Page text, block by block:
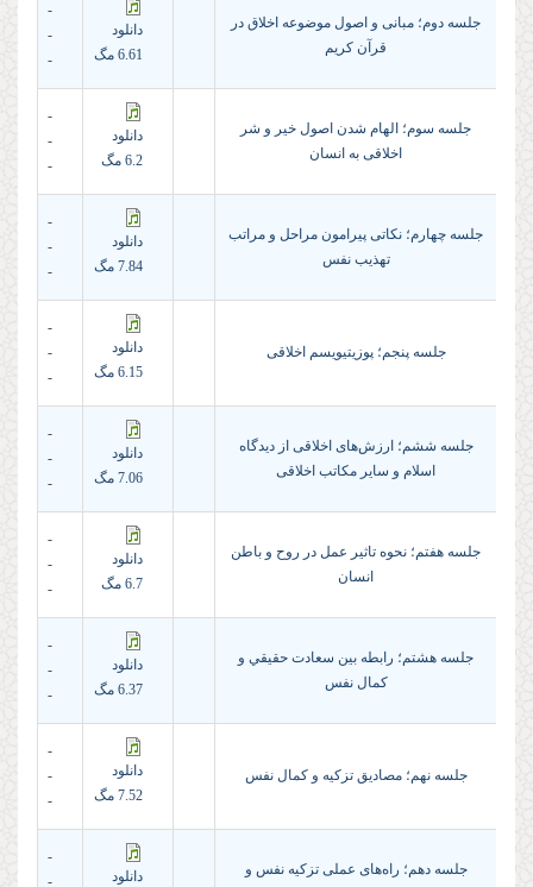
جلسه دوم؛‌ مبانی و اصول موضوعه اخلاق در
قرآن کریم
دانلود
6.61 مگ
-
-
-
جلسه سوم؛ الهام شدن اصول خیر و شر
اخلاقی به انسان
دانلود
6.2 مگ
-
-
-
جلسه چهارم؛ نکاتی پیرامون مراحل و مراتب
تهذیب نفس
دانلود
7.84 مگ
-
-
-
جلسه پنجم؛ پوزیتیویسم اخلاقى
دانلود
6.15 مگ
-
-
-
جلسه ششم؛ ارزش‌های اخلاقی از دیدگاه
اسلام و سایر مکاتب اخلاقی
دانلود
7.06 مگ
-
-
-
جلسه هفتم؛ نحوه تاثیر عمل در روح و باطن
انسان
دانلود
6.7 مگ
-
-
-
جلسه هشتم؛ رابطه بین سعادت حقيقي و
کمال نفس
دانلود
6.37 مگ
-
-
-
جلسه نهم؛ مصادیق تزکیه و کمال نفس
دانلود
7.52 مگ
-
-
-
جلسه دهم؛ راه‌های عملی تزکیه نفس و
دانلود
-
-